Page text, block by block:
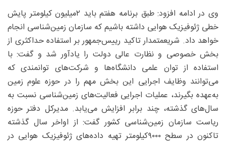
وی در ادامه افزود: طبق برنامه هفتم باید ۲میلیون کیلومتر پایش
خطی ژئوفیزیک هوایی داشته باشیم که سازمان زمین‌شناسی انجام
خواهد داد. شریعمتمدار تاکید رییس‌جمهور بر استفاده حداکثری از
بخش خصوصی و نظارت عالی دولت را یادآور شد و گفت: با
استفاده از توان علمی دانشگاه‌ها و شرکت‌های توانمندی که
می‌توانند وظایف اجرایی این بخش مهم را در حوزه علوم زمین
به‌عهده بگیرند، عملیات اجرایی فعالیت‌های زمین‌شناسی نسبت به
سال‌های گذشته، چند برابر افزایش می‌یابد. مدیرکل دفتر حوزه
ریاست سازمان زمین‌شناسی کشور گفت: از اواخر سال گذشته
تاکنون در سطح ۹۰۰۰کیلومتر تهیه داده‌های ژئوفیزیک هوایی در